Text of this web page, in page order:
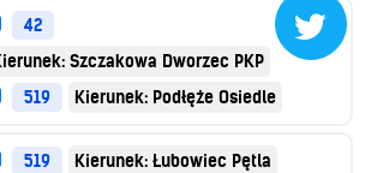

Multimedia
O Spółce
Ochrona danych osobowych
42
Szczakowa Dworzec PKP
519
Kierunek: Podłęże Osiedle
519
Kierunek: Łubowiec Pętla